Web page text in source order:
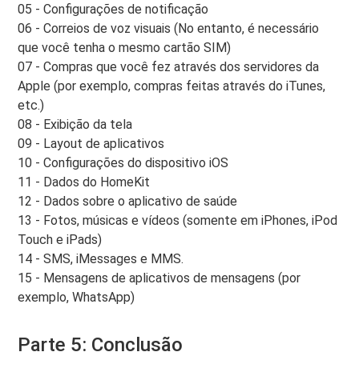
05 - Configurações de notificação
06 - Correios de voz visuais (No entanto, é necessário
que você tenha o mesmo cartão SIM)
07 - Compras que você fez através dos servidores da
Apple (por exemplo, compras feitas através do iTunes,
etc.)
08 - Exibição da tela
09 - Layout de aplicativos
10 - Configurações do dispositivo iOS
11 - Dados do HomeKit
12 - Dados sobre o aplicativo de saúde
13 - Fotos, músicas e vídeos (somente em iPhones, iPod
Touch e iPads)
14 - SMS, iMessages e MMS.
15 - Mensagens de aplicativos de mensagens (por
exemplo, WhatsApp)
Parte 5: Conclusão